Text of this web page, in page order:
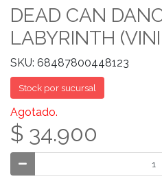
DEAD CAN
LABYRINTH
SKU: 68487800448123
Stock por sucursal
Agotado.
$ 34.900